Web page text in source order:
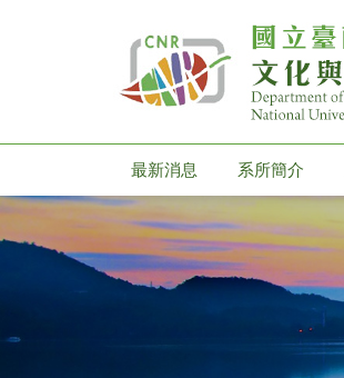
最新消息 系所簡介